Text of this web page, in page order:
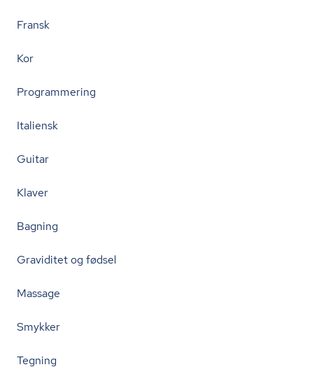
Fransk
Kor
Programmering
Italiensk
Guitar
Klaver
Bagning
Graviditet og fødsel
Massage
Smykker
Tegning